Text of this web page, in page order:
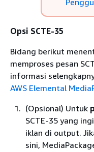
Opsi SCTE-35
Bidang berikut
memproses pesan
informasi
AWS Elemental
(Opsional) Untuk
SCTE-35 yang
iklan di output.
sini,